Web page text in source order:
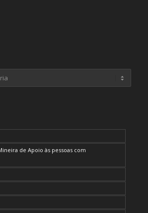
de Apoio às pessoas com